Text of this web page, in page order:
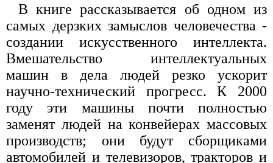
В книге рассказывается об одном из
самых дерзких замыслов человечества -
создании искусственного интеллекта.
Вмешательство интеллектуальных
машин в дела людей резко ускорит
научно-технический прогресс. К 2000
году эти машины почти полностью
заменят людей на конвейерах массовых
производств; они будут сборщиками
автомобилей и телевизоров, тракторов и